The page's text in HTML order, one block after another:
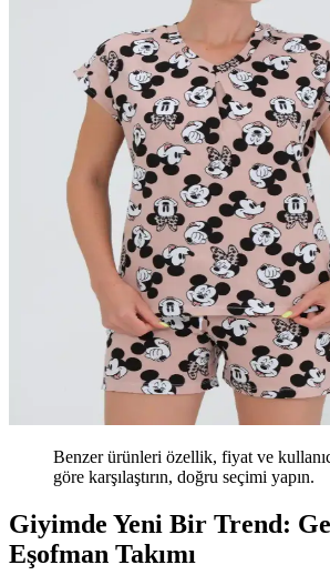
Benzer ürünleri özellik, fiyat ve
göre karşılaştırın, doğru seçimi yapın.
Giyimde Yeni Bir Trend:
Eşofman Takımı